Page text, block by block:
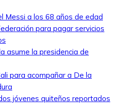
Messi a los 68 años de edad
para pagar servicios
asume la presidencia de
para acompañar a De la
jóvenes quiteños reportados